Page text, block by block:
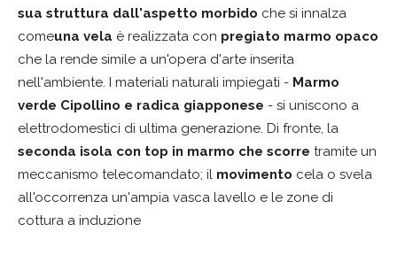
sua struttura dall'aspetto morbido che si innalza
comeuna vela è realizzata con pregiato marmo opaco
che la rende simile a un'opera d'arte inserita
nell'ambiente. I materiali naturali impiegati - Marmo
verde Cipollino e radica giapponese - si uniscono a
elettrodomestici di ultima generazione. Di fronte, la
seconda isola con top in marmo che scorre tramite un
meccanismo telecomandato; il movimento cela o svela
all'occorrenza un'ampia vasca lavello e le zone di
cottura a induzione